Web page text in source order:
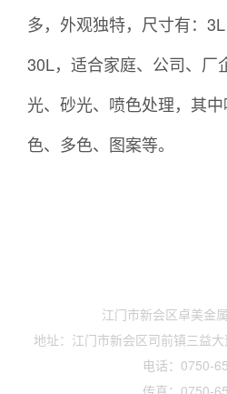
多，外观独特，尺寸有：
30L，适合家庭、公司、厂
光、砂光、喷色处理，其
色、多色、图案等。
江门市新会区卓美金
地址：江门市新会区司前镇三益
电话：0750-